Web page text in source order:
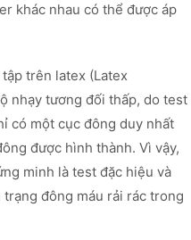
khác nhau có thể được áp
trên latex (Latex
nhạy tương đối thấp, do test
có một cục đông duy nhất
được hình thành. Vì vậy,
minh là test đặc hiệu và
đông máu rải rác trong